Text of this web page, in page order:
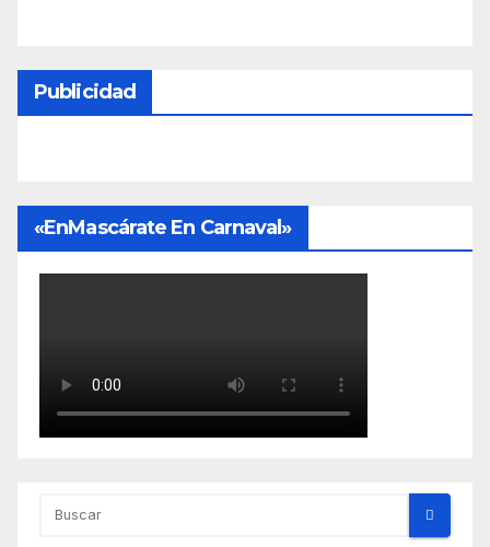
Publicidad
«EnMascárate En Carnaval»